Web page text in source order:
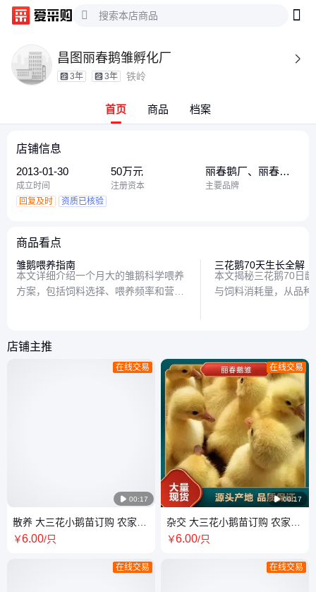
昌图丽春鹅雏孵化厂 
3年 3年 铁岭
首页 商品 档案
店铺信息
2013-01-30
成立时间
50万元
注册资本
丽春鹅厂、丽春鹅
雏
主要品牌
回复及时
资质已核验
商品看点
雏鹅喂养指南
本文详细介绍一个月大的雏鹅科学喂养
方案，包括饲料选择、喂养频率和营养
三花鹅70天生长全解
本文揭秘三花鹅70日
与饲料消耗量，从品
店铺主推
 00:17
在线交易
散养 大三花小鹅苗订购 农家大
种鹅小苗 孵化厂 抗病能力强
￥6.00/只
在线交易
 00:17
在线交易
杂交 大三花小鹅苗订购 农家大
种鹅小苗 孵化厂 抗病能力强
￥6.00/只
在线交易